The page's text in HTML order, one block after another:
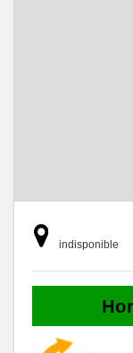
indisponible